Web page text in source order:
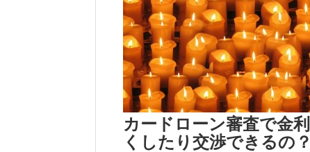
カードローン審査で金
くしたり交渉できるの？